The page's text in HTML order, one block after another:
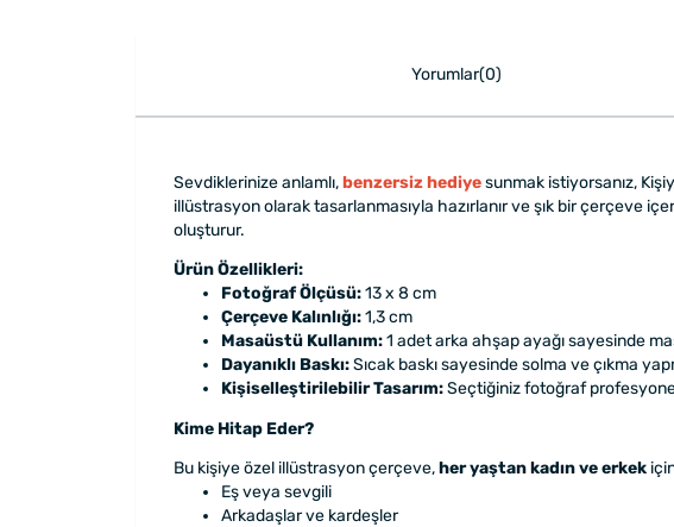
Yorumlar(0)
Sevdiklerinize anlamlı,benzersiz hediyesunmak istiyorsanız,
illüstrasyon olarak tasarlanmasıyla hazırlanır ve şık bir çerçeve
oluşturur.
Ürün Özellikleri:
Fotoğraf Ölçüsü:13 x 8 cm
Çerçeve Kalınlığı:1,3 cm
Masaüstü Kullanım:1 adet arka ahşap ayağı sayesinde
Dayanıklı Baskı:Sıcak baskı sayesinde solma ve çıkma
Kişiselleştirilebilir Tasarım:Seçtiğiniz fotoğraf
Kime Hitap Eder?
Bu kişiye özel illüstrasyon çerçeve,her yaştan kadın ve erkek
Eş veya sevgili
Arkadaşlar ve kardeşler